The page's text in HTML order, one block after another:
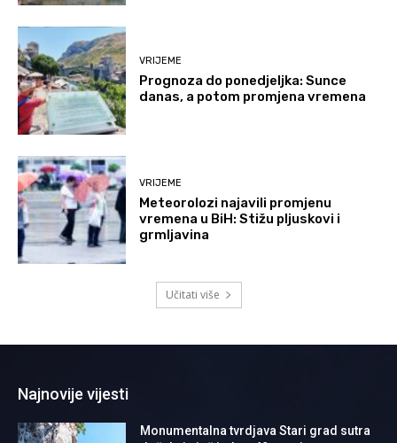
VRIJEME
Prognoza do ponedjeljka: Sunce
danas, a potom promjena vremena
VRIJEME
Meteorolozi najavili promjenu
vremena u BiH: Stižu pljuskovi i
grmljavina
Učitati više
Najnovije vijesti
Monumentalna tvrdjava Stari grad sutra